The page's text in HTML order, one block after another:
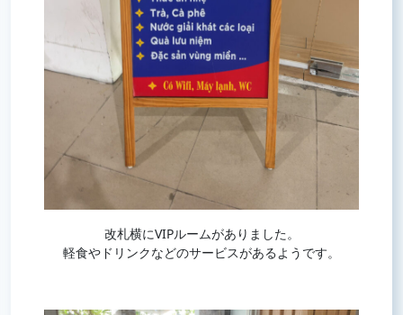
改札横にVIPルームがありました。
軽食やドリンクなどのサービスがあるようです。